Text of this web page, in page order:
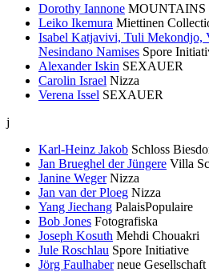
Dorothy Iannone MOUNTAINS
Leiko Ikemura Miettinen
Isabel Katjavivi, Tuli Mekondjo,
Nesindano Namises Spore
Alexander Iskin SEXAUER
Carolin Israel Nizza
Verena Issel SEXAUER
j
Karl-Heinz Jakob Schloss
Jan Brueghel der Jüngere Villa
Janine Weger Nizza
Jan van der Ploeg Nizza
Yang Jiechang PalaisPopulaire
Bob Jones Fotografiska
Joseph Kosuth Mehdi Chouakri
Jule Roschlau Spore Initiative
Jörg Faulhaber neue